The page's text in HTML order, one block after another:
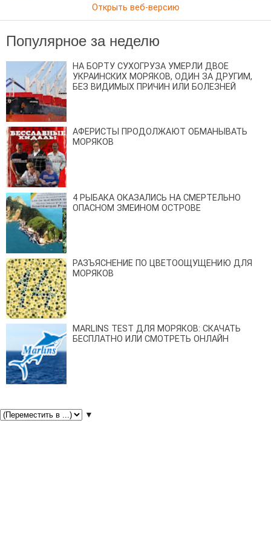
Открыть веб-версию
Популярное за неделю
НА БОРТУ СУХОГРУЗА УМЕРЛИ ДВОЕ
УКРАИНСКИХ МОРЯКОВ, ОДИН ЗА ДРУГИМ,
БЕЗ ВИДИМЫХ ПРИЧИН ИЛИ БОЛЕЗНЕЙ
АФЕРИСТЫ ПРОДОЛЖАЮТ ОБМАНЫВАТЬ
МОРЯКОВ
4 РЫБАКА ОКАЗАЛИСЬ НА СМЕРТЕЛЬНО
ОПАСНОМ ЗМЕИНОМ ОСТРОВЕ
РАЗЪЯСНЕНИЕ ПО ЦВЕТООЩУЩЕНИЮ ДЛЯ
МОРЯКОВ
MARLINS TEST ДЛЯ МОРЯКОВ: СКАЧАТЬ
БЕСПЛАТНО ИЛИ СМОТРЕТЬ ОНЛАЙН
▼